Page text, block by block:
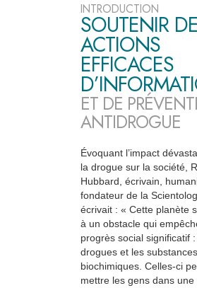
INTRODUCTION
SOUTENIR
ACTIONS
EFFICACES
ET DE
ANTIDROGUE
Évoquant l’impact
la drogue sur la société,
Hubbard, écrivain,
fondateur de la
écrivait : « Cette planète
à un obstacle qui
progrès social significatif
drogues et les substances
biochimiques. Celles-ci
mettre les gens dans une